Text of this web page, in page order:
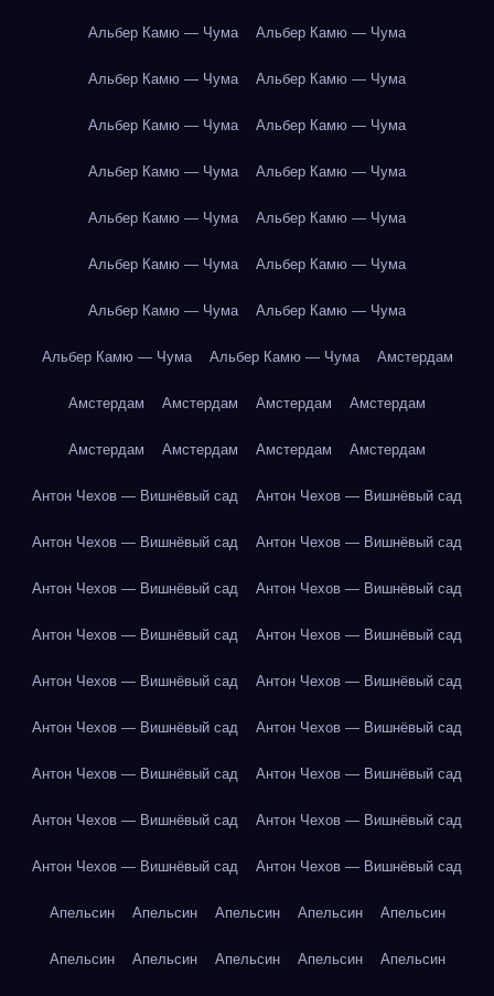
Альбер Камю — Чума Альбер Камю — Чума
Альбер Камю — Чума Альбер Камю — Чума
Альбер Камю — Чума Альбер Камю — Чума
Альбер Камю — Чума Альбер Камю — Чума
Альбер Камю — Чума Альбер Камю — Чума
Альбер Камю — Чума Альбер Камю — Чума
Альбер Камю — Чума Альбер Камю — Чума
Альбер Камю — Чума Альбер Камю — Чума Амстердам
Амстердам Амстердам Амстердам Амстердам
Амстердам Амстердам Амстердам Амстердам
Антон Чехов — Вишнёвый сад Антон Чехов — Вишнёвый сад
Антон Чехов — Вишнёвый сад Антон Чехов — Вишнёвый сад
Антон Чехов — Вишнёвый сад Антон Чехов — Вишнёвый сад
Антон Чехов — Вишнёвый сад Антон Чехов — Вишнёвый сад
Антон Чехов — Вишнёвый сад Антон Чехов — Вишнёвый сад
Антон Чехов — Вишнёвый сад Антон Чехов — Вишнёвый сад
Антон Чехов — Вишнёвый сад Антон Чехов — Вишнёвый сад
Антон Чехов — Вишнёвый сад Антон Чехов — Вишнёвый сад
Антон Чехов — Вишнёвый сад Антон Чехов — Вишнёвый сад
Апельсин Апельсин Апельсин Апельсин Апельсин
Апельсин Апельсин Апельсин Апельсин Апельсин